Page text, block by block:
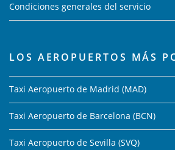
Condiciones generales del servicio
LOS AEROPUERTOS MÁS
Taxi Aeropuerto de Madrid (MAD)
Taxi Aeropuerto de Barcelona (BCN)
Taxi Aeropuerto de Sevilla (SVQ)